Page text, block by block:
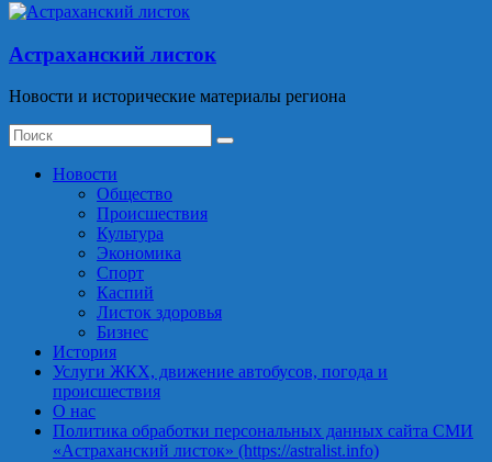
Астраханский листок
Новости и исторические материалы региона
Новости
Общество
Происшествия
Культура
Экономика
Спорт
Каспий
Листок здоровья
Бизнес
История
Услуги ЖКХ, движение автобусов, погода и
происшествия
О нас
Политика обработки персональных данных сайта СМИ
«Астраханский листок» (https://astralist.info)